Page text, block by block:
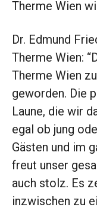
Therme Wien
Dr. Edmund
Therme Wien:
Therme Wien
geworden. Die
Laune, die wir
egal ob jung
Gästen und im
freut unser
auch stolz. Es
inzwischen zu